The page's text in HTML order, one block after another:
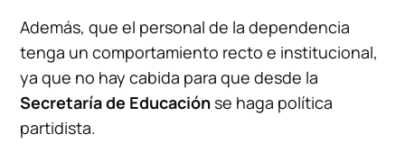
Además, que el personal de la dependencia
tenga un comportamiento recto e institucional,
ya que no hay cabida para que desde la
Secretaría de Educaciónse haga política
partidista.